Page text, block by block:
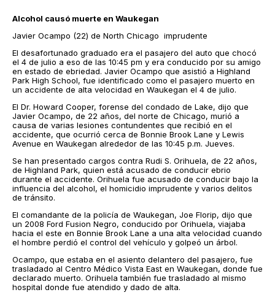
Alcohol causó muerte en Waukegan
Javier Ocampo (22) de North Chicago imprudente
El desafortunado graduado era el pasajero del auto que chocó
el 4 de julio a eso de las 10:45 pm y era conducido por su amigo
en estado de ebriedad. Javier Ocampo que asistió a Highland
Park High School, fue identificado como el pasajero muerto en
un accidente de alta velocidad en Waukegan el 4 de julio.
El Dr. Howard Cooper, forense del condado de Lake, dijo que
Javier Ocampo, de 22 años, del norte de Chicago, murió a
causa de varias lesiones contundentes que recibió en el
accidente, que ocurrió cerca de Bonnie Brook Lane y Lewis
Avenue en Waukegan alrededor de las 10:45 p.m. Jueves.
Se han presentado cargos contra Rudi S. Orihuela, de 22 años,
de Highland Park, quien está acusado de conducir ebrio
durante el accidente. Orihuela fue acusado de conducir bajo la
influencia del alcohol, el homicidio imprudente y varios delitos
de tránsito.
El comandante de la policía de Waukegan, Joe Florip, dijo que
un 2008 Ford Fusion Negro, conducido por Orihuela, viajaba
hacia el este en Bonnie Brook Lane a una alta velocidad cuando
el hombre perdió el control del vehículo y golpeó un árbol.
Ocampo, que estaba en el asiento delantero del pasajero, fue
trasladado al Centro Médico Vista East en Waukegan, donde fue
declarado muerto. Orihuela también fue trasladado al mismo
hospital donde fue atendido y dado de alta.